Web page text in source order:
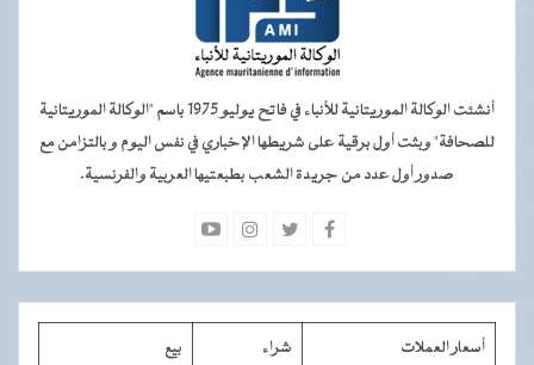
أنشئت الوكالة الموريتانية للأنباء في فاتح يوليو 1975 باسم "الوكالة الموريتانية
للصحافة" وبثت أول برقية على شريطها الإخباري في نفس اليوم و بالتزامن مع
صدور أول عدد من جريدة الشعب بطبعتيها العربية والفرنسية.
أسعار العملات شراء بيع